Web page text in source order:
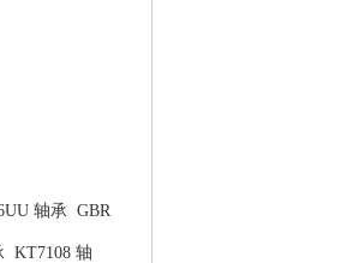
轴承 GBR
KT7108 轴